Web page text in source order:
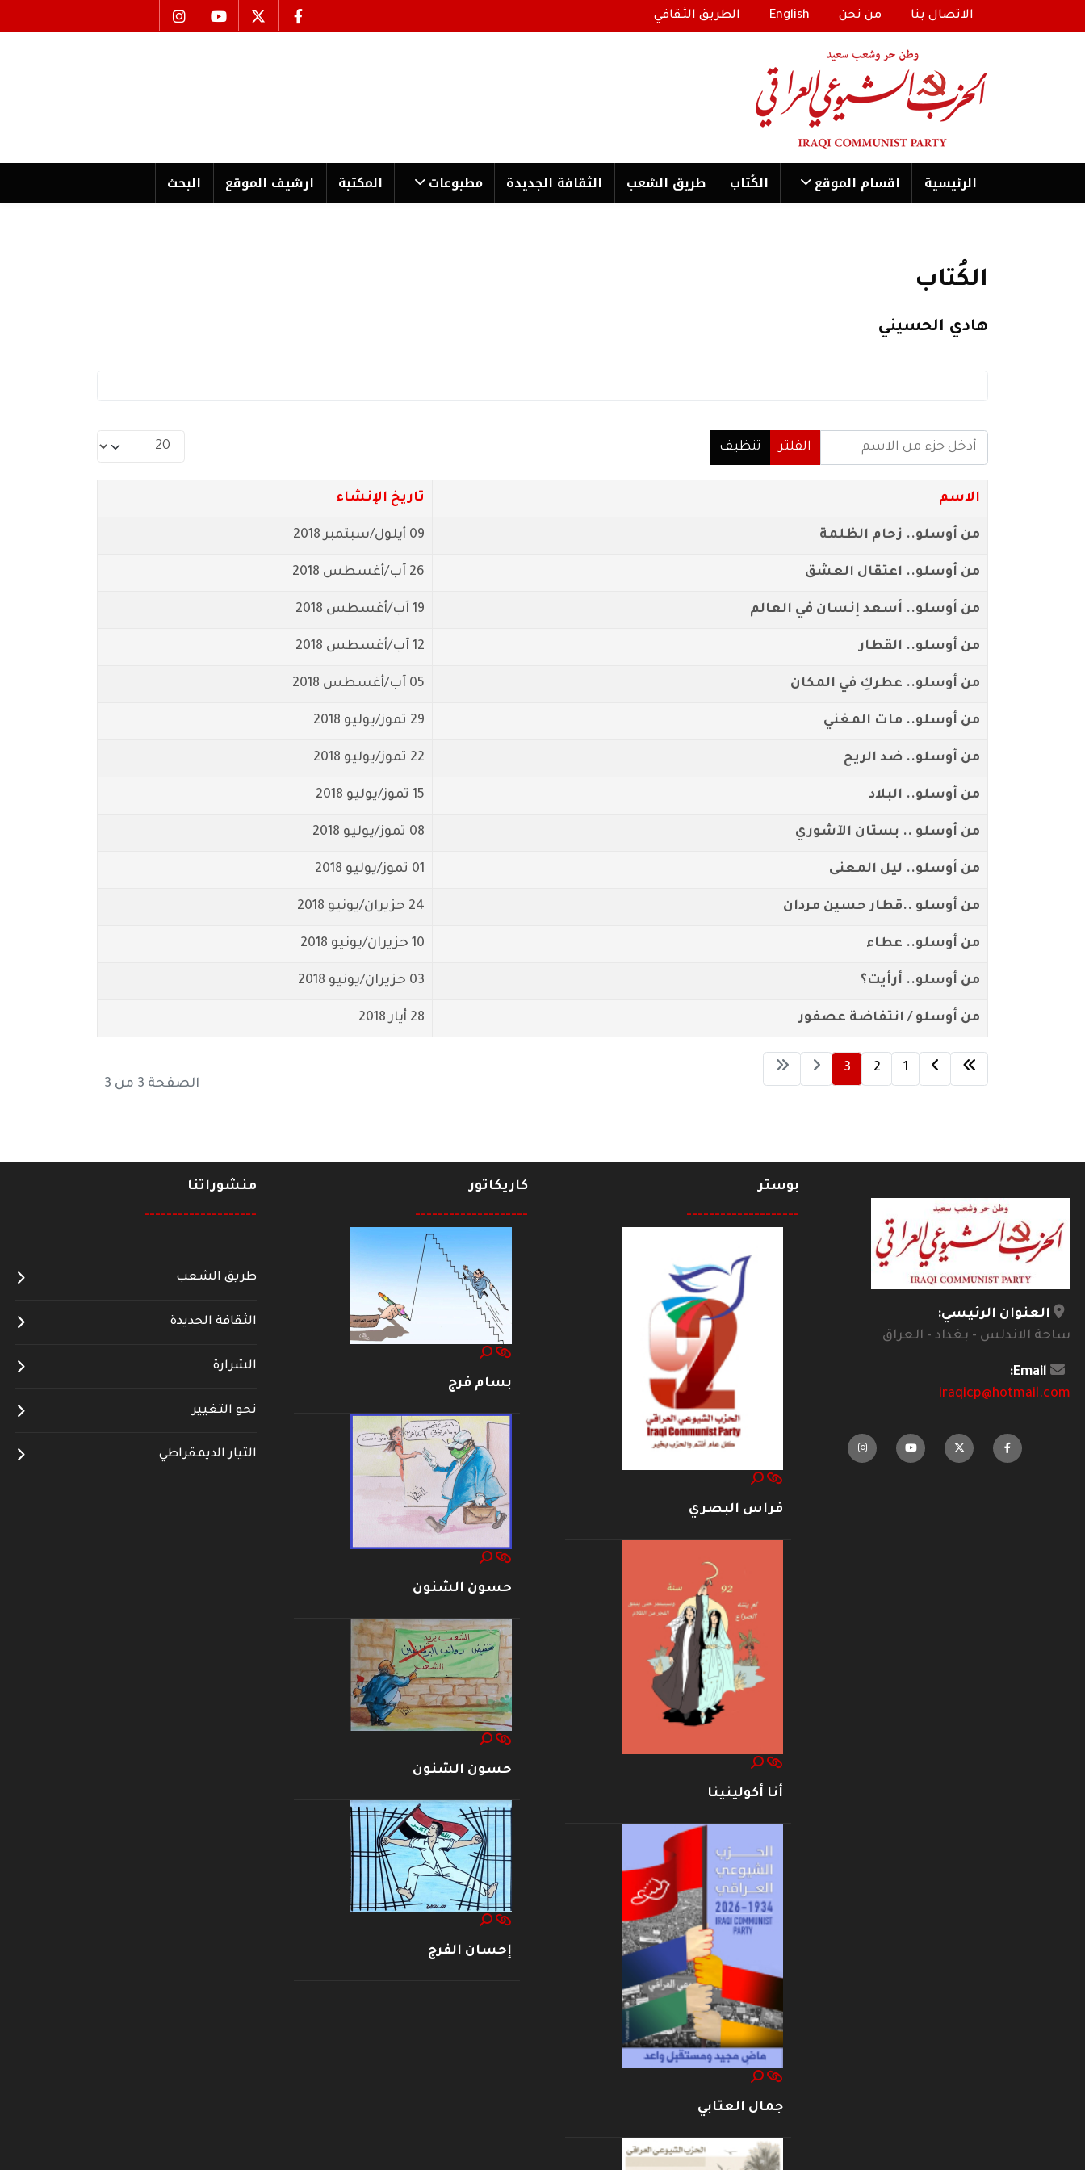
الاتصال بنا من نحن English الطريق الثقافي
الرئیسية اقسام الموقع الكُتاب طریق الشعب الثقافة الجدیدة مطبوعات المكتبة ارشیف الموقع البحث
الكُتاب
هادي الحسيني
أدخل جزء من الاسم
الفلتر تنظيف
عدد الإظهارات:
الاسم تاريخ الإنشاء
من أوسلو.. زحام الظلمة 09 أيلول/سبتمبر 2018
من أوسلو.. اعتقال العشق 26 آب/أغسطس 2018
من أوسلو.. أسعد إنسان في العالم 19 آب/أغسطس 2018
من أوسلو.. القطار 12 آب/أغسطس 2018
من أوسلو.. عطركِ في المكان 05 آب/أغسطس 2018
من أوسلو.. مات المغني 29 تموز/يوليو 2018
من أوسلو.. ضد الريح 22 تموز/يوليو 2018
من أوسلو.. البلاد 15 تموز/يوليو 2018
من أوسلو .. بستان الآشوري 08 تموز/يوليو 2018
من أوسلو.. ليل المعنى 01 تموز/يوليو 2018
من أوسلو ..قطار حسين مردان 24 حزيران/يونيو 2018
من أوسلو.. عطاء 10 حزيران/يونيو 2018
من أوسلو.. أرأيت؟ 03 حزيران/يونيو 2018
من أوسلو / انتفاضة عصفور 28 أيار 2018
الصفحة 3 من 3
1
2
3
العنوان الرئيسي:
ساحة الاندلس - بغداد - العراق
Email:
iraqicp@hotmail.com
بوستر
--------------------
فراس البصري
أنا أكولينينا
جمال العتابي
كاريكاتور
--------------------
بسام فرج
حسون الشنون
حسون الشنون
إحسان الفرج
منشوراتنا
--------------------
طريق الشعب
الثقافة الجديدة
الشرارة
نحو التغيير
التيار الديمقراطي